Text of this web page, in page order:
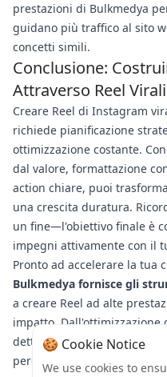
prestazioni di Bulkmedya
guidano più traffico al sito
concetti simili.
Conclusione:
Attraverso Reel Virali
Creare Reel di Instagram
richiede pianificazione
ottimizzazione costante.
dal valore, formattazione
action chiare, puoi
una crescita duratura.
un fine—l'obiettivo finale è
impegni attivamente con il
Pronto ad accelerare la tua
Bulkmedya fornisce gli
a creare Reel ad alte
impatto.
dettagliate, la nostra
percorso di creazione di
🍪 Cookie Notice
We use cookies to